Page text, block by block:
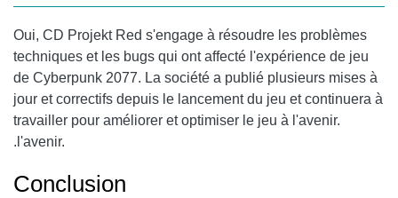
Oui, CD Projekt Red s'engage à résoudre les problèmes
techniques et les bugs qui ont affecté l'expérience de jeu
de Cyberpunk 2077. La société a publié plusieurs mises à
jour et correctifs depuis le lancement du jeu et continuera à
travailler pour améliorer et optimiser le jeu à l'avenir.
.l'avenir.
Conclusion